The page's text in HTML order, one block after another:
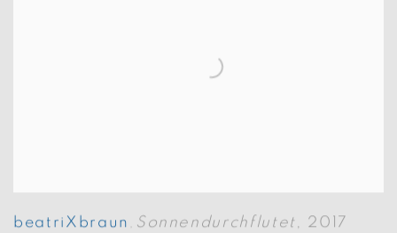
beatriXbraun Sonnendurchflutet , 2017